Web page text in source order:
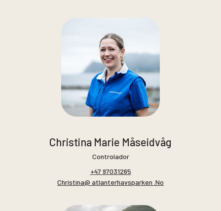
Christina Marie Måseidvåg
Controlador
+47 97031265
Christina@ atlanterhavsparken .No